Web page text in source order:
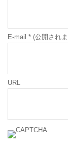
E-mail * (公開され
URL